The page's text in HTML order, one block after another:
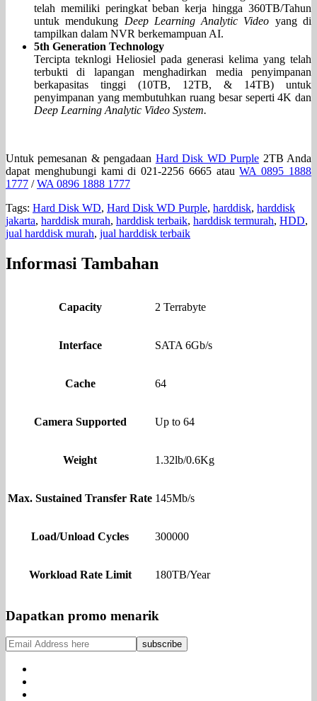
telah memiliki peringkat beban kerja hingga 360TB/Tahun
untuk mendukung Deep Learning Analytic Video yang di
tampilkan dalam NVR berkemampuan AI.
5th Generation Technology
Tercipta teknlogi Heliosiel pada generasi kelima yang telah
terbukti di lapangan menghadirkan media penyimpanan
berkapasitas tinggi (10TB, 12TB, & 14TB) untuk
penyimpanan yang membutuhkan ruang besar seperti 4K dan
Deep Learning Analytic Video System.
Untuk pemesanan & pengadaan Hard Disk WD Purple 2TB Anda
dapat menghubungi kami di 021-2256 6665 atauWA 0895 1888
1777 /WA 0896 1888 1777
Tags: Hard Disk WD, Hard Disk WD Purple, harddisk, harddisk
jakarta, harddisk murah, harddisk terbaik, harddisk termurah, HDD,
jual harddisk murah, jual harddisk terbaik
Informasi Tambahan
Capacity 2 Terrabyte
Interface SATA 6Gb/s
Cache 64
Camera Supported Up to 64
Weight 1.32lb/0.6Kg
Max. Sustained Transfer Rate 145Mb/s
Load/Unload Cycles 300000
Workload Rate Limit 180TB/Year
Dapatkan promo menarik